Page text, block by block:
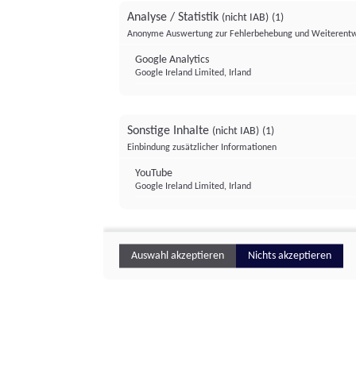
Analyse / Statistik (nicht IAB) (1)
Anonyme Auswertung zur Fehlerbehebung und
Google Analytics
Google Ireland Limited, Irland
Sonstige Inhalte (nicht IAB) (1)
Einbindung zusätzlicher Informationen
YouTube
Google Ireland Limited, Irland
Auswahl akzeptieren Nichts akzeptieren